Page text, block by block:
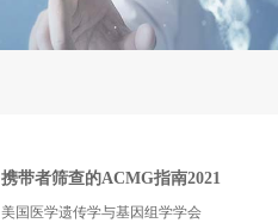
携带者筛查的ACMG指南2021
美国医学遗传学与基因组学学会